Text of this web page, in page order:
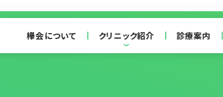
欅会について クリニック紹介 診療案内